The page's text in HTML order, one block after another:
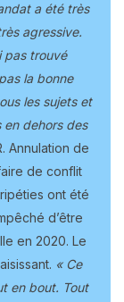
a été très
agressive.
pas trouvé
la bonne
les sujets et
dehors des
Annulation de
de conflit
ont été
d’être
en 2020. Le
« Ce
en bout. Tout